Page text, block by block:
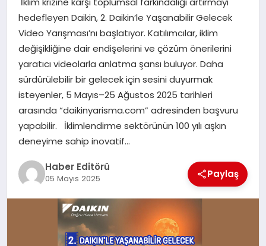
MAGAZIN
SPOR
YAŞAM
hedefleyen Daikin, 2. Daikin’le Yaşanabilir Gelecek
Video Yarışması’nı başlatıyor. Katılımcılar, iklim
değişikliğine dair endişelerini ve çözüm önerilerini
yaratıcı videolarla anlatma şansı buluyor. Daha
sürdürülebilir bir gelecek için sesini duyurmak
isteyenler, 5 Mayıs–25 Ağustos 2025 tarihleri
arasında “daikinyarisma.com” adresinden başvuru
yapabilir. İklimlendirme sektörünün 100 yılı aşkın
deneyime sahip inovatif…
Haber Editörü
05 Mayıs 2025 Paylaş